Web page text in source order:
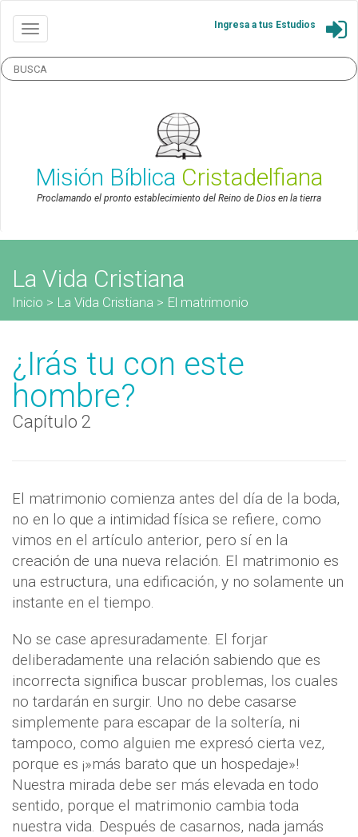
Ingresa a tus Estudios
Misión Bíblica Cristadelfiana
Proclamando el pronto establecimiento del Reino de Dios en la tierra
La Vida Cristiana
Inicio > La Vida Cristiana > El matrimonio
¿Irás tu con este
hombre?
Capítulo 2
El matrimonio comienza antes del día de la boda,
no en lo que a intimidad física se refiere, como
vimos en el artículo anterior, pero sí en la
creación de una nueva relación. El matrimonio es
una estructura, una edificación, y no solamente un
instante en el tiempo.
No se case apresuradamente. El forjar
deliberadamente una relación sabiendo que es
incorrecta significa buscar problemas, los cuales
no tardarán en surgir. Uno no debe casarse
simplemente para escapar de la soltería, ni
tampoco, como alguien me expresó cierta vez,
porque es ¡»más barato que un hospedaje»!
Nuestra mirada debe ser más elevada en todo
sentido, porque el matrimonio cambia toda
nuestra vida. Después de casarnos, nada jamás